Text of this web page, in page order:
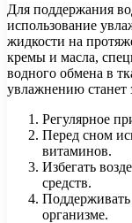
Для поддержания
использование
жидкости на
кремы и масла,
водного обмена в
увлажнению станет
Регулярное
Перед сном
витаминов.
Избегать
средств.
организме.